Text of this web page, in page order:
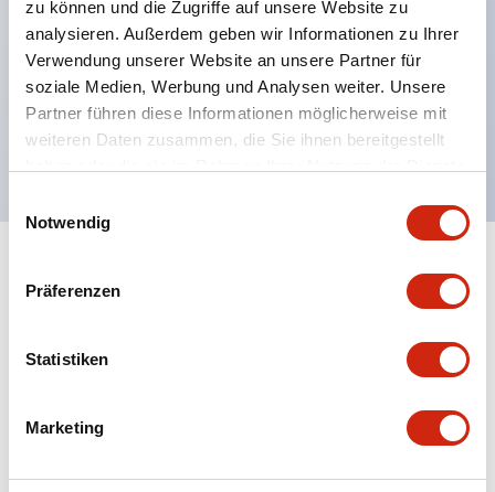
zu können und die Zugriffe auf unsere Website zu
analysieren. Außerdem geben wir Informationen zu Ihrer
Verwendung unserer Website an unsere Partner für
soziale Medien, Werbung und Analysen weiter. Unsere
Partner führen diese Informationen möglicherweise mit
weiteren Daten zusammen, die Sie ihnen bereitgestellt
Notwendig
Präferenzen
Statistiken
Marketing
Schutzart IP65, IP67, (IEC60529) und IP69K
(ISO20653),
Löt- oder Leiterplattenanschlussoptionen,
UL NISD zugelassen, c-UL zugelassen, EN
konform
Alle erweitern+
Mechanical Specifications